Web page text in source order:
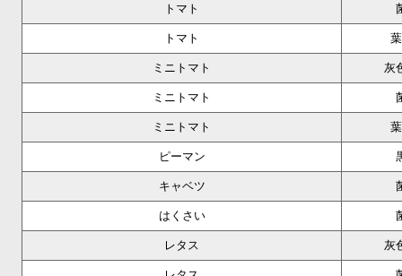
トマト
トマト
ミニトマト 灰
ミニトマト
ミニトマト
ピーマン
キャベツ
はくさい
レタス 灰